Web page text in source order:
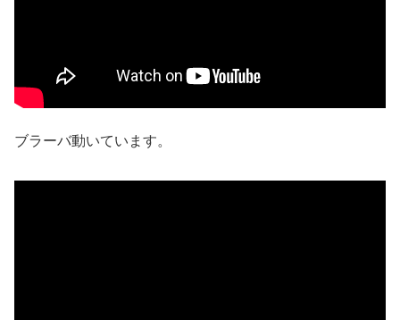
ブラーバ動いています。